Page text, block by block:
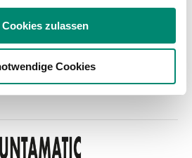
möglicherweise mit
die Sie ihnen bereitgestellt
Ihrer Nutzung der Dienste
zu Speicherdauer und
Sie unserer
zulassen
Cookies